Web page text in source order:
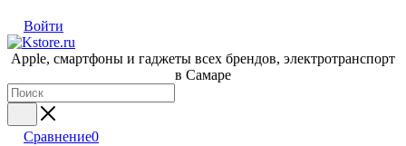
Войти
Apple, cмартфоны и гаджеты всех брендов, электротранспорт
в Самаре
Сравнение0